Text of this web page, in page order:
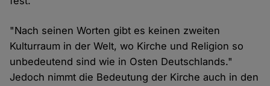
"Nach seinen Worten gibt es keinen zweiten
Kulturraum in der Welt, wo Kirche und Religion so
unbedeutend sind wie in Osten Deutschlands."
Jedoch nimmt die Bedeutung der Kirche auch in den